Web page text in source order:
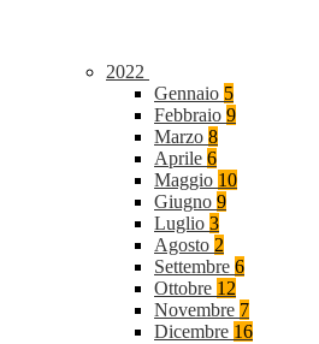
2022
Gennaio 5
Febbraio 9
Marzo 8
Aprile 6
Maggio 10
Giugno 9
Luglio 3
Agosto 2
Settembre 6
Ottobre 12
Novembre 7
Dicembre 16